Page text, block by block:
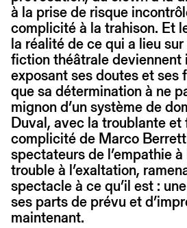
à la prise de risque
complicité à la trahison. Et
la réalité de ce qui a lieu
fiction théâtrale deviennent
exposant ses doutes et ses
que sa détermination à ne
mignon d’un système de
Duval, avec la troublante
complicité de Marco
spectateurs de l’empathie
trouble à l’exaltation,
spectacle à ce qu’il est :
ses parts de prévu et
maintenant.